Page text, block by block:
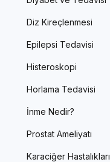
Diz Kireçlenmesi
Epilepsi Tedavisi
Histeroskopi
Horlama Tedavisi
İnme Nedir?
Prostat Ameliyatı
Karaciğer Hastalıkları